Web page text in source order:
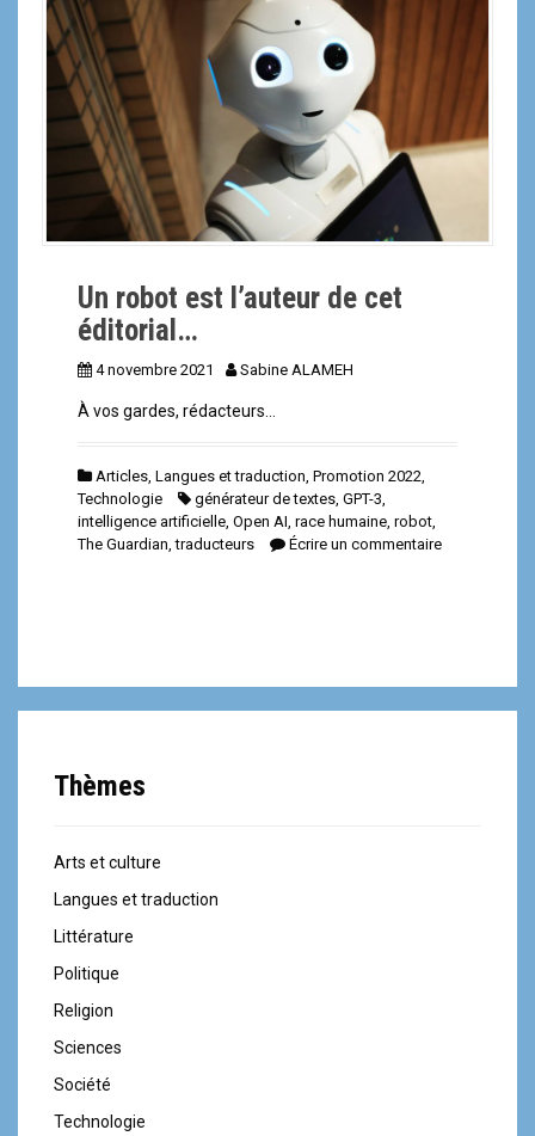
Un robot est l’auteur de cet
éditorial…
4 novembre 2021 Sabine ALAMEH
À vos gardes, rédacteurs…
Articles Langues et traduction Promotion 2022
Technologie
générateur de textes GPT-3
intelligence artificielle Open AI race humaine robot
The Guardian ,traducteurs Écrire un commentaire
Thèmes
Arts et culture
Langues et traduction
Littérature
Politique
Religion
Sciences
Société
Technologie